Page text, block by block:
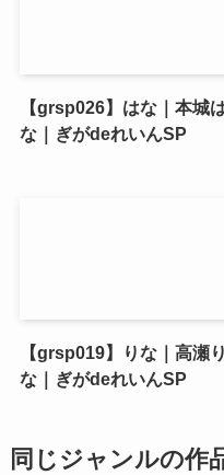
【grsp026】はな｜本城
な｜ぎがdeれいんSP
【grsp019】りな｜高瀬り
な｜ぎがdeれいんSP
同じジャンルの作